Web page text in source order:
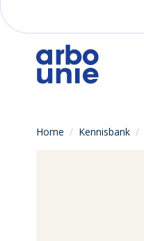
Home / Kennisbank /